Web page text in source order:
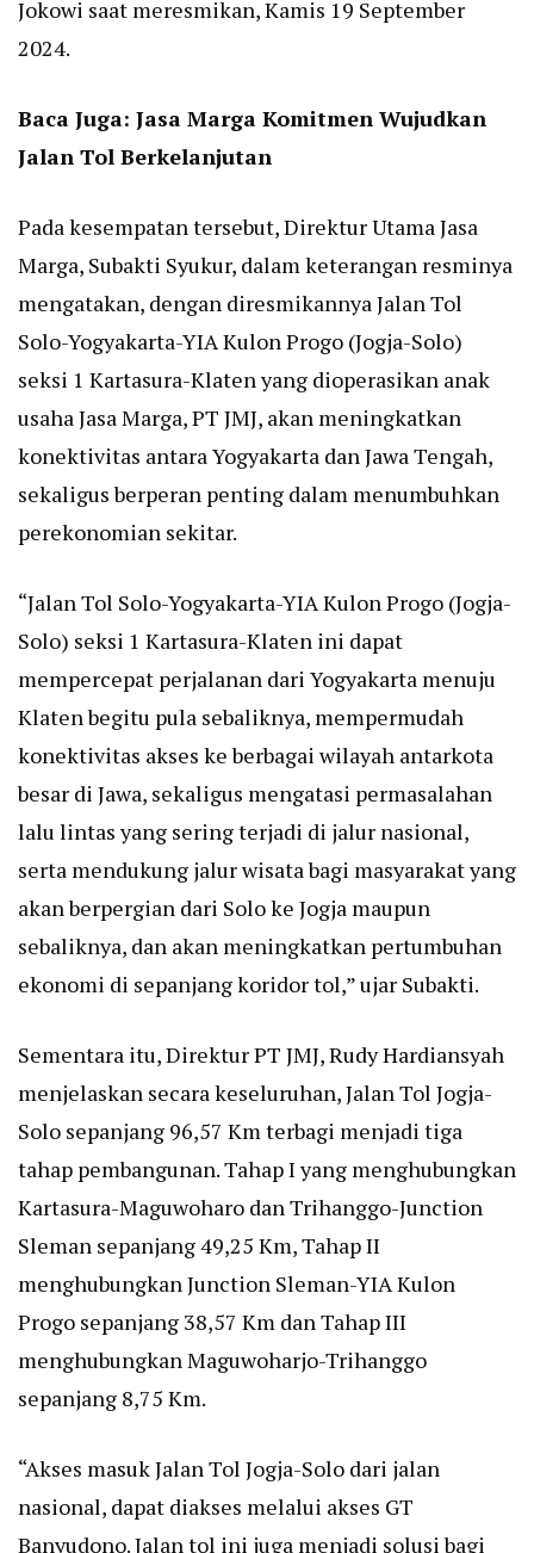
Jokowi saat meresmikan, Kamis 19 September
2024.
Baca Juga: Jasa Marga Komitmen Wujudkan
Jalan Tol Berkelanjutan
Pada kesempatan tersebut, Direktur Utama Jasa
Marga, Subakti Syukur, dalam keterangan resminya
mengatakan, dengan diresmikannya Jalan Tol
Solo-Yogyakarta-YIA Kulon Progo (Jogja-Solo)
seksi 1 Kartasura-Klaten yang dioperasikan anak
usaha Jasa Marga, PT JMJ, akan meningkatkan
konektivitas antara Yogyakarta dan Jawa Tengah,
sekaligus berperan penting dalam menumbuhkan
perekonomian sekitar.
“Jalan Tol Solo-Yogyakarta-YIA Kulon Progo (Jogja-
Solo) seksi 1 Kartasura-Klaten ini dapat
mempercepat perjalanan dari Yogyakarta menuju
Klaten begitu pula sebaliknya, mempermudah
konektivitas akses ke berbagai wilayah antarkota
besar di Jawa, sekaligus mengatasi permasalahan
lalu lintas yang sering terjadi di jalur nasional,
serta mendukung jalur wisata bagi masyarakat yang
akan berpergian dari Solo ke Jogja maupun
sebaliknya, dan akan meningkatkan pertumbuhan
ekonomi di sepanjang koridor tol,” ujar Subakti.
Sementara itu, Direktur PT JMJ, Rudy Hardiansyah
menjelaskan secara keseluruhan, Jalan Tol Jogja-
Solo sepanjang 96,57 Km terbagi menjadi tiga
tahap pembangunan. Tahap I yang menghubungkan
Kartasura-Maguwoharo dan Trihanggo-Junction
Sleman sepanjang 49,25 Km, Tahap II
menghubungkan Junction Sleman-YIA Kulon
Progo sepanjang 38,57 Km dan Tahap III
menghubungkan Maguwoharjo-Trihanggo
sepanjang 8,75 Km.
“Akses masuk Jalan Tol Jogja-Solo dari jalan
nasional, dapat diakses melalui akses GT
Banyudono. Jalan tol ini juga menjadi solusi bagi